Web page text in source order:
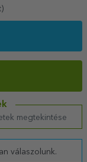
megtekintése
válaszolunk.